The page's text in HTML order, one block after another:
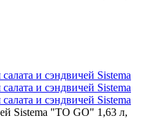
Sistema "TO GO" 1,63 л,